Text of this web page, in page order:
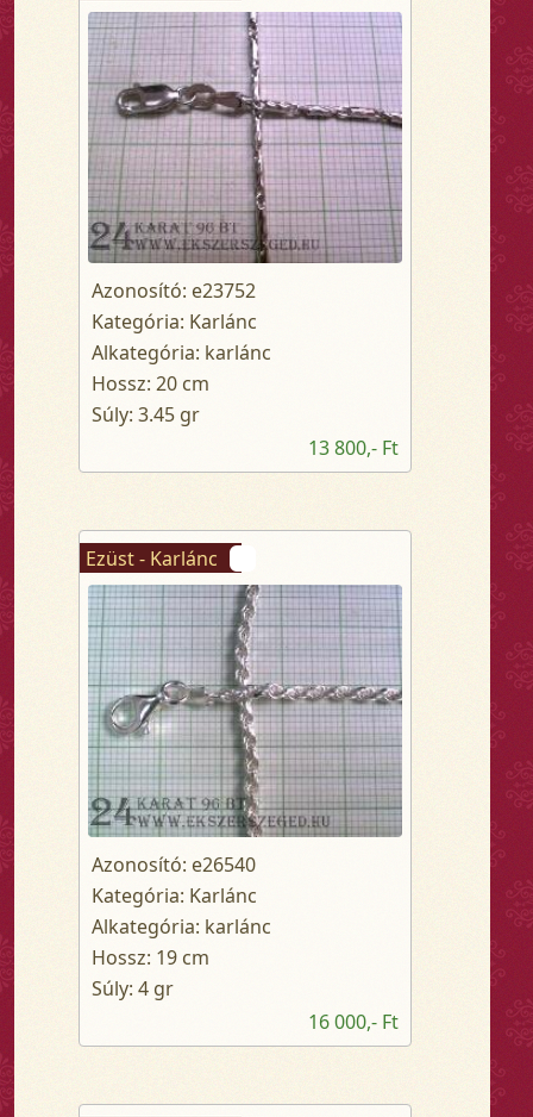
Azonosító: e23752
Kategória: Karlánc
Alkategória: karlánc
Hossz: 20 cm
Súly: 3.45 gr
13 800,- Ft
Ezüst - Karlánc
Azonosító: e26540
Kategória: Karlánc
Alkategória: karlánc
Hossz: 19 cm
Súly: 4 gr
16 000,- Ft